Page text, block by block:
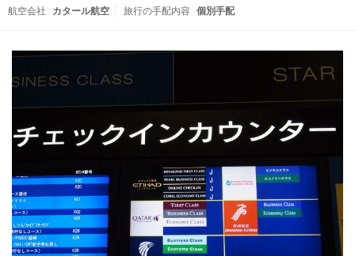
航空会社
カタール航空 旅行の手配内容 個別手配